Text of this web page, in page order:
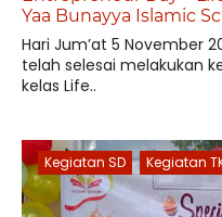
Yaa Bunayya Islamic
Hari Jum’at 5 November
telah selesai melakukan
kelas Life..
Kegiatan SD Kegiatan